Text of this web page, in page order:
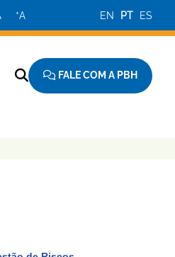
+A EN PT ES
FALE COM A PBH